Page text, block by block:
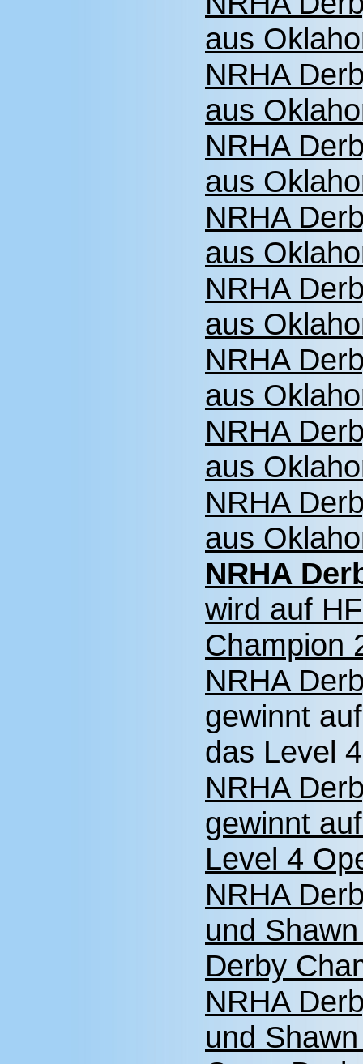
aus
NRHA
aus
NRHA
aus
NRHA
aus
NRHA
aus
NRHA
aus
NRHA
aus
NRHA
aus
NRHA
wird auf
Champion
NRHA
gewinnt
das Level
NRHA
gewinnt
Level 4
NRHA
und
Derby
NRHA
und